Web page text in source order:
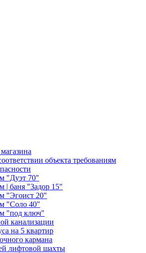
объекта требованиям
"Дуэт 70"
| баня "Задор 15"
"Эгоист 20"
"Соло 40"
"под ключ"
канализации
на 5 квартир
кармана
лифтовой шахты